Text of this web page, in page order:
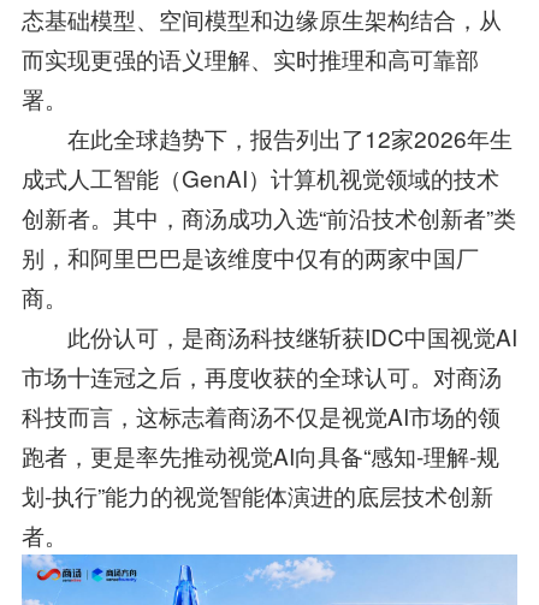
态基础模型、空间模型和边缘原生架构结合，从
而实现更强的语义理解、实时推理和高可靠部
署。
在此全球趋势下，报告列出了12家2026年生
成式人工智能（GenAI）计算机视觉领域的技术
创新者。其中，商汤成功入选“前沿技术创新者”类
别，和阿里巴巴是该维度中仅有的两家中国厂
商。
此份认可，是商汤科技继斩获IDC中国视觉AI
市场十连冠之后，再度收获的全球认可。对商汤
科技而言，这标志着商汤不仅是视觉AI市场的领
跑者，更是率先推动视觉AI向具备“感知-理解-规
划-执行”能力的视觉智能体演进的底层技术创新
者。